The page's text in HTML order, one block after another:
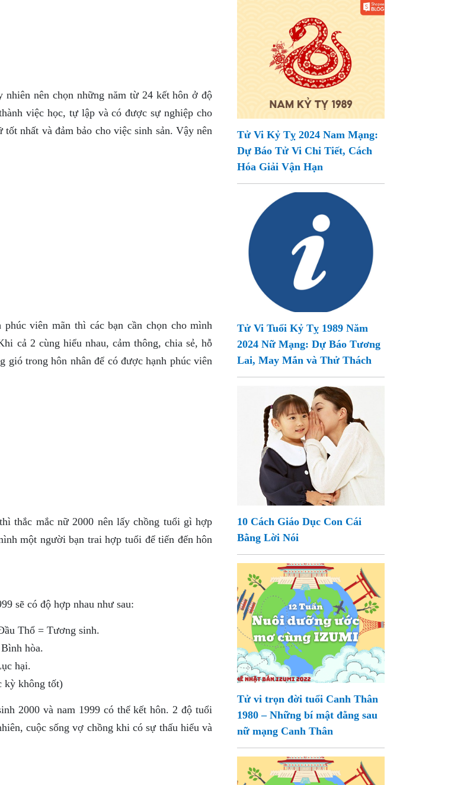
nên chọn những năm từ 24 kết hôn ở độ
việc học, tự lập và có được sự nghiệp cho
nhất và đảm bảo cho việc sinh sản. Vậy nên
viên mãn thì các bạn cần chọn cho mình
cả 2 cùng hiểu nhau, cảm thông, chia sẻ, hỗ
trong hôn nhân để có được hạnh phúc viên
thắc mắc nữ 2000 nên lấy chồng tuổi gì hợp
một người bạn trai hợp tuổi để tiến đến hôn
sẽ có độ hợp nhau như sau:
Thổ = Tương sinh.
hòa.
hại.
kỳ không tốt)
2000 và nam 1999 có thể kết hôn. 2 độ tuổi
cuộc sống vợ chồng khi có sự thấu hiểu và
Tử Vi Kỷ Tỵ 2024 Nam Mạng:
Dự Báo Tử Vi Chi Tiết, Cách
Hóa Giải Vận Hạn
Tử Vi Tuổi Kỷ Tỵ 1989 Năm
2024 Nữ Mạng: Dự Báo Tương
Lai, May Mắn và Thử Thách
10 Cách Giáo Dục Con Cái
Bằng Lời Nói
Tử vi trọn đời tuổi Canh Thân
1980 – Những bí mật đằng sau
nữ mạng Canh Thân